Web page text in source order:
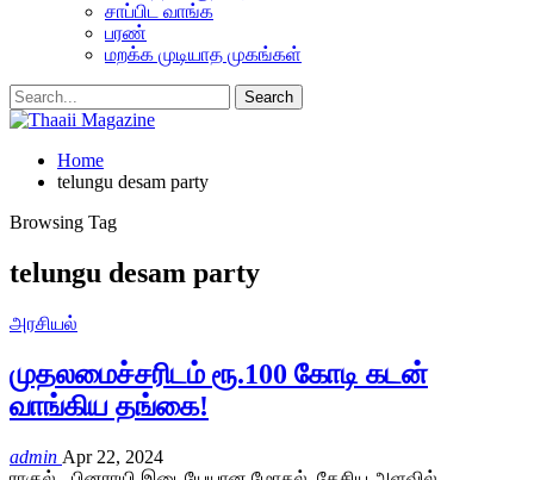
சாப்பிட வாங்க
பரண்
மறக்க முடியாத முகங்கள்
Home
telungu desam party
Browsing Tag
telungu desam party
அரசியல்
முதலமைச்சரிடம் ரூ.100 கோடி கடன்
வாங்கிய தங்கை!
admin Apr 22, 2024